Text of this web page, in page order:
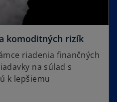
komoditných rizík
riadenia finančných
na súlad s
k lepšiemu